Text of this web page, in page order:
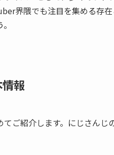
界隈でも注目を集める存
報
ご紹介します。にじさんじ